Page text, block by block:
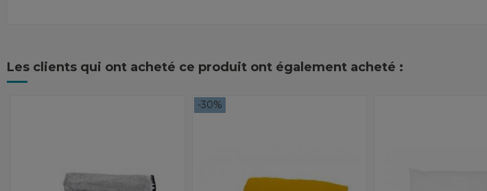
Les clients qui ont acheté ce produit ont également acheté :
-30%